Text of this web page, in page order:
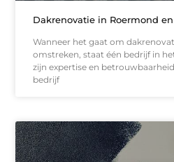
Dakrenovatie in Roermond
Wanneer het gaat om
omstreken, staat één bedrijf in
zijn expertise en
bedrijf